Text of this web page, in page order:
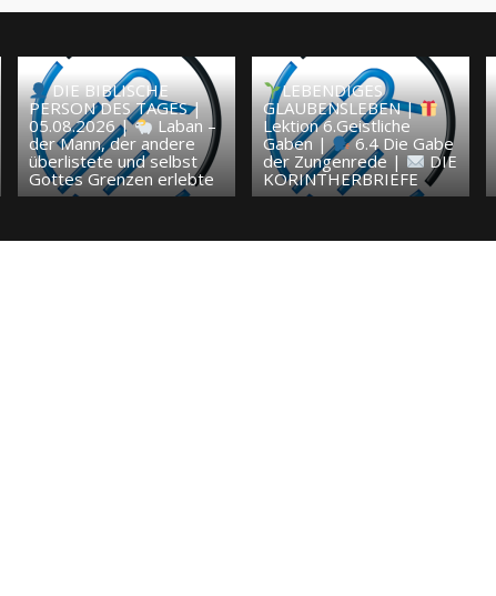
DIE BIBLISCHE
PERSON DES TAGES |
05.08.2026 |
Laban –
der Mann, der andere
überlistete und selbst
Gottes Grenzen erlebte
LEBENDIGES
GLAUBENSLEBEN |
Lektion 6.Geistliche
Gaben |
6.4 Die Gabe
der Zungenrede |
DIE
KORINTHERBRIEFE